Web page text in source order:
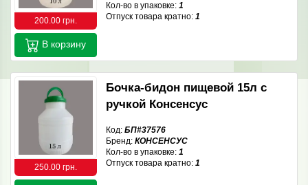
200.00 грн.
Кол-во в упаковке: 1
Отпуск товара кратно: 1
В корзину
250.00 грн.
Бочка-бидон пищевой 15л с
ручкой Консенсус
Код: БП#37576
Бренд: КОНСЕНСУС
Кол-во в упаковке: 1
Отпуск товара кратно: 1